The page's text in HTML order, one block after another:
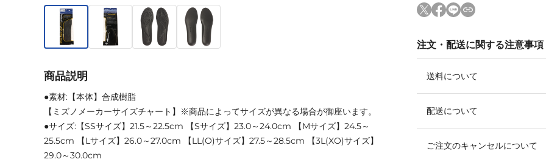
注文・配送に関する注意事項
送料について
配送について
ご注文のキャンセルについて
商品説明
●素材:【本体】合成樹脂
【ミズノメーカーサイズチャート】※商品によってサイズが異なる場合が御座います。
●サイズ:【SSサイズ】21.5～22.5cm 【Sサイズ】23.0～24.0cm 【Mサイズ】24.5～
25.5cm 【Lサイズ】26.0～27.0cm 【LL(O)サイズ】27.5～28.5cm 【3L(XO)サイズ】
29.0～30.0cm